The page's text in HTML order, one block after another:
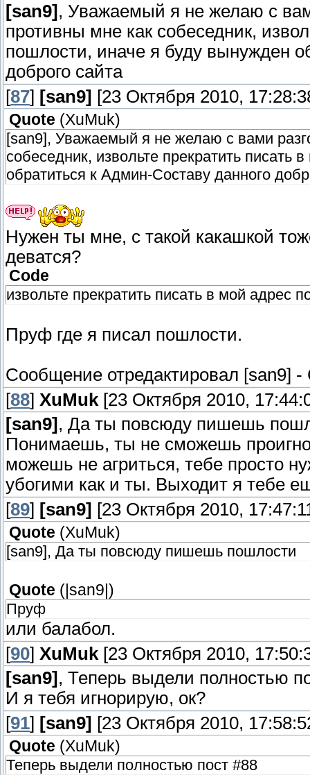
[san9] , Уважаемый я не желаю с
противны мне как собеседник,
пошлости, иначе я буду вынужден
доброго сайта
[87] [san9] [23 Октября 2010,
Quote (XuMuk)
[san9], Уважаемый я не желаю с вами
собеседник, извольте прекратить
обратиться к Админ-Составу данного
Нужен ты мне, с такой какашкой
деватся?
Code
извольте прекратить писать в мой адрес
Пруф где я писал пошлости.
Сообщение отредактировал [san9] -
[88] XuMuk [23 Октября 2010,
[san9] , Да ты повсюду пишешь
Понимаешь, ты не сможешь
можешь не агриться, тебе просто
убогими как и ты. Выходит я тебе
[89] [san9] [23 Октября 2010,
Quote (XuMuk)
[san9], Да ты повсюду пишешь пошлости
Quote ( |san9| )
Пруф
или балабол.
[90] XuMuk [23 Октября 2010,
[san9] , Теперь выдели полностью
И я тебя игнорирую, ок?
[91] [san9] [23 Октября 2010,
Quote (XuMuk)
Теперь выдели полностью пост #88